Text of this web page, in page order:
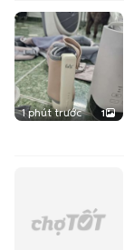
1 phút trước 1